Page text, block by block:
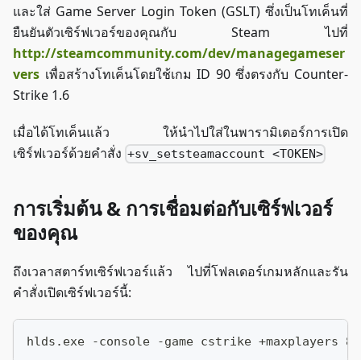
และใส่ Game Server Login Token (GSLT) ซึ่งเป็นโทเค็นที่
ยืนยันตัวเซิร์ฟเวอร์ของคุณกับ Steam ไปที่
http://steamcommunity.com/dev/managegameser
vers เพื่อสร้างโทเค็นโดยใช้เกม ID 90 ซึ่งตรงกับ Counter-
Strike 1.6
เมื่อได้โทเค็นแล้ว ให้นำไปใส่ในพารามิเตอร์การเปิด
เซิร์ฟเวอร์ด้วยคำสั่ง +sv_setsteamaccount <TOKEN>
การเริ่มต้น & การเชื่อมต่อกับเซิร์ฟเวอร์
ของคุณ
ถึงเวลาสตาร์ทเซิร์ฟเวอร์แล้ว ไปที่โฟลเดอร์เกมหลักและรัน
คำสั่งเปิดเซิร์ฟเวอร์นี้:
hlds.exe -console -game cstrike +maxplayers 8